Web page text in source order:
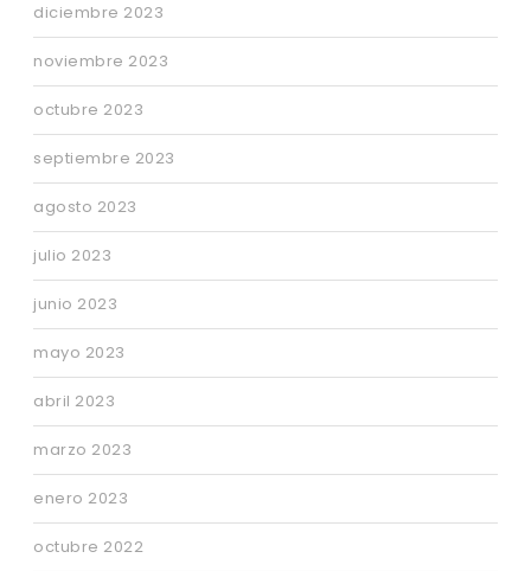
diciembre 2023
noviembre 2023
octubre 2023
septiembre 2023
agosto 2023
julio 2023
junio 2023
mayo 2023
abril 2023
marzo 2023
enero 2023
octubre 2022